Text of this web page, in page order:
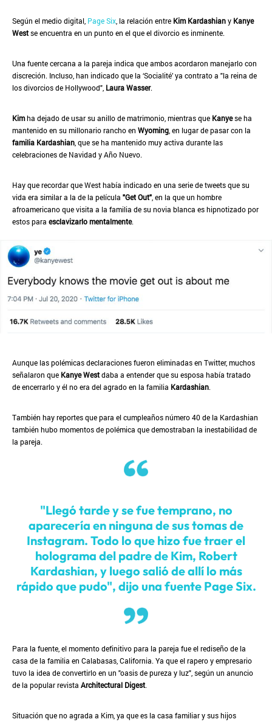
Según el medio digital, Page Six , la relación entre Kim Kardashiany Kanye
Westse encuentra en un punto en el que el divorcio es inminente.
Una fuente cercana a la pareja indica que ambos acordaron manejarlo con
discreción. Incluso, han indicado que la ‘Socialité’ ya contrato a "la reina de
los divorcios de Hollywood", Laura Wasser.
Kimha dejado de usar su anillo de matrimonio, mientras que Kanyese ha
mantenido en su millonario rancho en Wyoming , en lugar de pasar con la
familia Kardashian , que se ha mantenido muy activa durante las
celebraciones de Navidad y Año Nuevo.
Hay que recordar que West había indicado en una serie de tweets que su
vida era similar a la de la película "Get Out" , en la que un hombre
afroamericano que visita a la familia de su novia blanca es hipnotizado por
estos para esclavizarlo mentalmente.
Aunque las polémicas declaraciones fueron eliminadas en Twitter, muchos
señalaron que Kanye Westdaba a entender que su esposa había tratado
de encerrarlo y él no era del agrado en la familia Kardashian.
También hay reportes que para el cumpleaños número 40 de la Kardashian
también hubo momentos de polémica que demostraban la inestabilidad de
la pareja.
"Llegó tarde y se fue temprano, no
aparecería en ninguna de sus tomas de
Instagram. Todo lo que hizo fue traer el
holograma del padre de Kim, Robert
Kardashian, y luego salió de allí lo más
rápido que pudo", dijo una fuente Page Six.
Para la fuente, el momento definitivo para la pareja fue el rediseño de la
casa de la familia en Calabasas, California. Ya que el rapero y empresario
tuvo la idea de convertirlo en un "oasis de pureza y luz", según un anuncio
de la popular revista Architectural Digest.
Situación que no agrada a Kim, ya que es la casa familiar y sus hijos